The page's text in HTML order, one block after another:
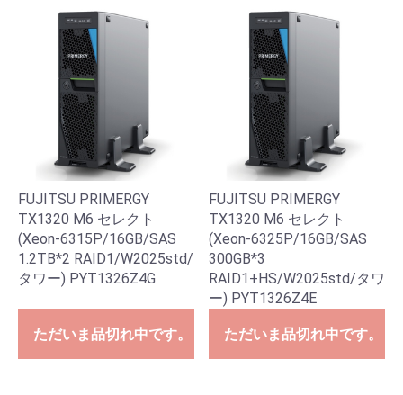
FUJITSU PRIMERGY
TX1320 M6 セレクト
(Xeon-6315P/16GB/SAS
1.2TB*2 RAID1/W2025std/
タワー) PYT1326Z4G
ただいま品切れ中です。
FUJITSU PRIMERGY
TX1320 M6 セレクト
(Xeon-6325P/16GB/SAS
300GB*3
RAID1+HS/W2025std/タワ
ー) PYT1326Z4E
ただいま品切れ中です。